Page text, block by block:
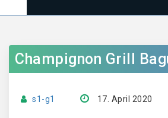
Champignon Grill
s1-g1 17. April 2020